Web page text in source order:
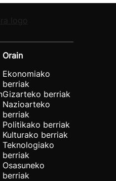
Orain
Ekonomiako
berriak
Gizarteko berriak
Nazioarteko
berriak
Politikako berriak
Kulturako berriak
Teknologiako
berriak
Osasuneko
berriak